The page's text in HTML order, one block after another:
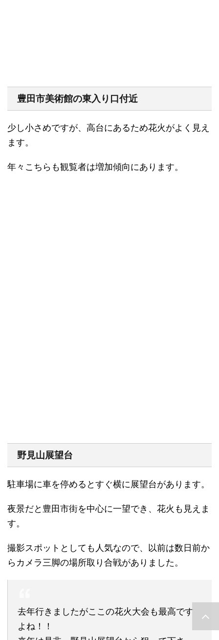
豊田市美術館の東入り口付近
少し小さめですが、高台にあるため花火がよく見え
ます。
年々こちらも観覧者は増加傾向にあります。
野見山展望台
駐車場に車を停めるとすぐ横に展望台があります。
夜景だと豊田市街を中心に一望でき、花火も見えま
す。
撮影スポットとしても人気なので、以前は数日前か
らカメラ三脚の場所取り合戦がありました。
去年行きましたがここの花火大会も最高です
よね！！